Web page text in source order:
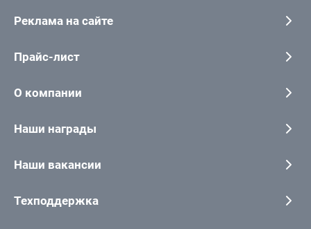
Реклама на сайте
Прайс-лист
О компании
Наши награды
Наши вакансии
Техподдержка